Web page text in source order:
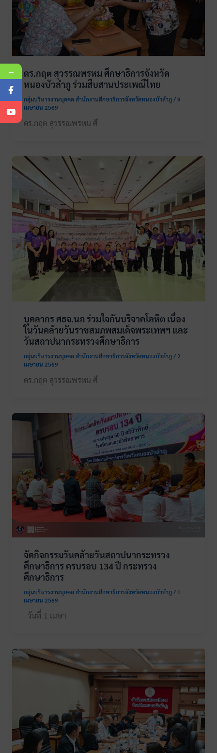
ดร.กฤต สุวรรณพรหม ศึกษาธิการจังหวัด
หนองบัวลำภู ร่วมสืบสานประเพณีไทย
กลุ่มบริหารงานบุคคล สำนักงานศึกษาธิการจังหวัดหนองบัวลำภู/9
เมษายน 2569
ดร.กฤต สุวรรณพรหม ศึ
บุคลากร ศธจ.นภ ร่วมใจกันบริจาคโลหิต เนื่อง
ในวันคล้ายวันราชสมภพสมเด็จพระเทพฯ และ
วันสถาปนากระทรวงศึกษาธิการ
กลุ่มบริหารงานบุคคล สำนักงานศึกษาธิการจังหวัดหนองบัวลำภู/2
เมษายน 2569
ดร.กฤต สุวรรณพรหม ศึ
จัดกิจกรรมวันคล้ายวันสถาปนากระทรวง
ศึกษาธิการ ครบรอบ 134 ปี กระทรวง
ศึกษาธิการ
กลุ่มบริหารงานบุคคล สำนักงานศึกษาธิการจังหวัดหนองบัวลำภู/1
เมษายน 2569
วันที่ 1 เมษา
←